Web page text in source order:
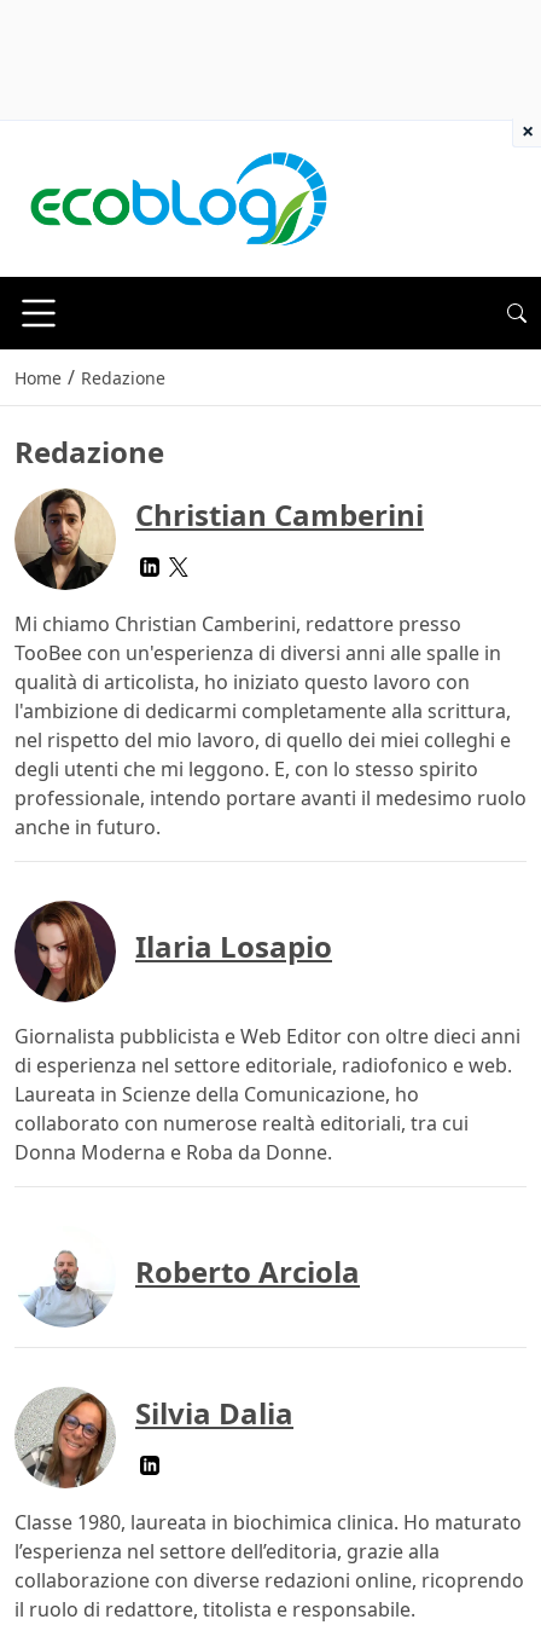
Home / Redazione
Redazione
Christian Camberini
Mi chiamo Christian Camberini, redattore presso
TooBee con un'esperienza di diversi anni alle spalle in
qualità di articolista, ho iniziato questo lavoro con
l'ambizione di dedicarmi completamente alla scrittura,
nel rispetto del mio lavoro, di quello dei miei colleghi e
degli utenti che mi leggono. E, con lo stesso spirito
professionale, intendo portare avanti il medesimo ruolo
anche in futuro.
Ilaria Losapio
Giornalista pubblicista e Web Editor con oltre dieci anni
di esperienza nel settore editoriale, radiofonico e web.
Laureata in Scienze della Comunicazione, ho
collaborato con numerose realtà editoriali, tra cui
Donna Moderna e Roba da Donne.
Roberto Arciola
Silvia Dalia
Classe 1980, laureata in biochimica clinica. Ho maturato
l’esperienza nel settore dell’editoria, grazie alla
collaborazione con diverse redazioni online, ricoprendo
il ruolo di redattore, titolista e responsabile.
×